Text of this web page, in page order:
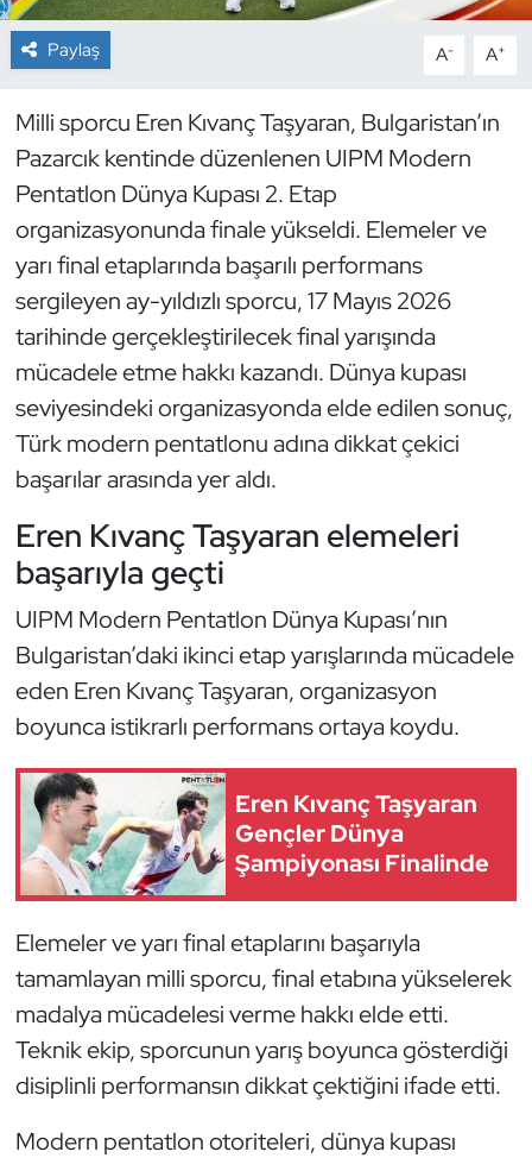
Paylaş A- A+
Milli sporcu Eren Kıvanç Taşyaran, Bulgaristan’ın
Pazarcık kentinde düzenlenen UIPM Modern
Pentatlon Dünya Kupası 2. Etap
organizasyonunda finale yükseldi. Elemeler ve
yarı final etaplarında başarılı performans
sergileyen ay-yıldızlı sporcu, 17 Mayıs 2026
tarihinde gerçekleştirilecek final yarışında
mücadele etme hakkı kazandı. Dünya kupası
seviyesindeki organizasyonda elde edilen sonuç,
Türk modern pentatlonu adına dikkat çekici
başarılar arasında yer aldı.
Eren Kıvanç Taşyaran elemeleri
başarıyla geçti
UIPM Modern Pentatlon Dünya Kupası’nın
Bulgaristan’daki ikinci etap yarışlarında mücadele
eden Eren Kıvanç Taşyaran, organizasyon
boyunca istikrarlı performans ortaya koydu.
Eren Kıvanç Taşyaran
Gençler Dünya
Şampiyonası Finalinde
Elemeler ve yarı final etaplarını başarıyla
tamamlayan milli sporcu, final etabına yükselerek
madalya mücadelesi verme hakkı elde etti.
Teknik ekip, sporcunun yarış boyunca gösterdiği
disiplinli performansın dikkat çektiğini ifade etti.
Modern pentatlon otoriteleri, dünya kupası
Dağcılık
Dövüş Sanatı
E-Spor
Eskrim
Futbol
Futsal
Genel
Güreş
Halter
Hava Sporları
İşitme Engelli Sporcular
Judo ve Kuraş
Kano ve Rafting
Karate
Kayak